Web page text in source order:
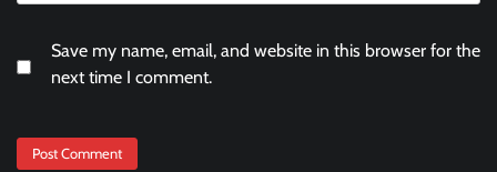
Save my name, email, and website in this browser for the
next time I comment.